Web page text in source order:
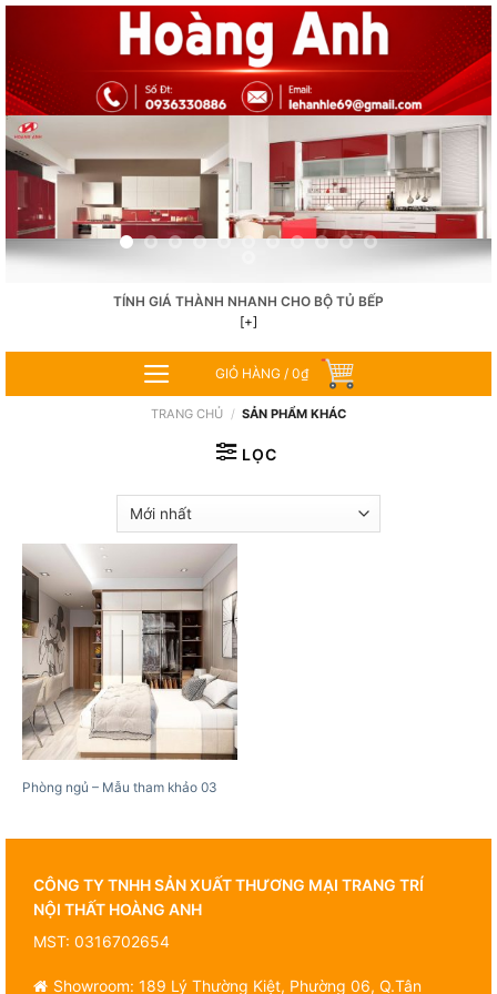
content
TÍNH GIÁ THÀNH NHANH CHO BỘ TỦ BẾP
[+]
GIỎ HÀNG / 0₫
TRANG CHỦ / SẢN PHẨM KHÁC
LỌC
Phòng ngủ – Mẫu tham khảo 03
CÔNG TY TNHH SẢN XUẤT THƯƠNG MẠI TRANG TRÍ
NỘI THẤT HOÀNG ANH
MST: 0316702654
Showroom: 189 Lý Thường Kiệt, Phường 06, Q.Tân